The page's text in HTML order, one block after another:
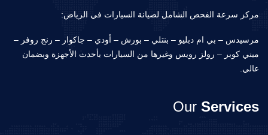
مركز سرعة الفحص الشامل لصيانة السيارات في الرياض:
مرسيدس – بي ام دبليو – بنتلي – بورش – أودي – جاكوار – رنج روفر –
ميني كوبر – رولز رويس وغيرها من السيارات بأحدث الأجهزة وبضمان
عالي.
Our Services